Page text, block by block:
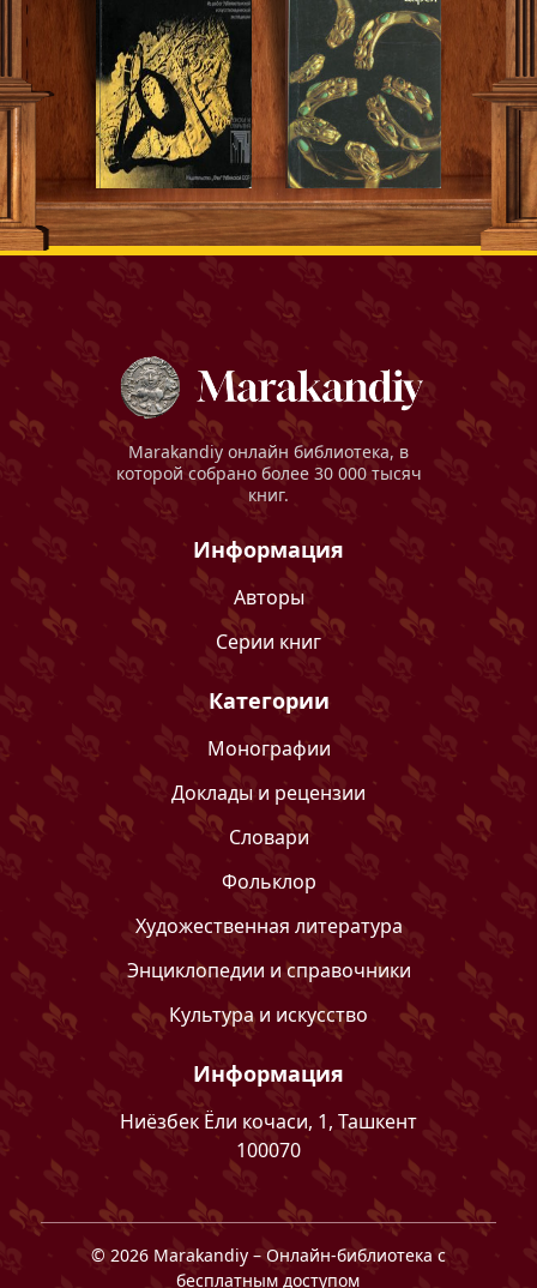
Marakandiy онлайн библиотека, в
которой собрано более 30 000 тысяч
книг.
Информация
Авторы
Серии книг
Категории
Монографии
Доклады и рецензии
Словари
Фольклор
Художественная литература
Энциклопедии и справочники
Культура и искусство
Информация
Ниёзбек Ёли кочаси, 1, Ташкент
100070
© 2026Marakandiy – Онлайн-библиотека с
бесплатным доступом